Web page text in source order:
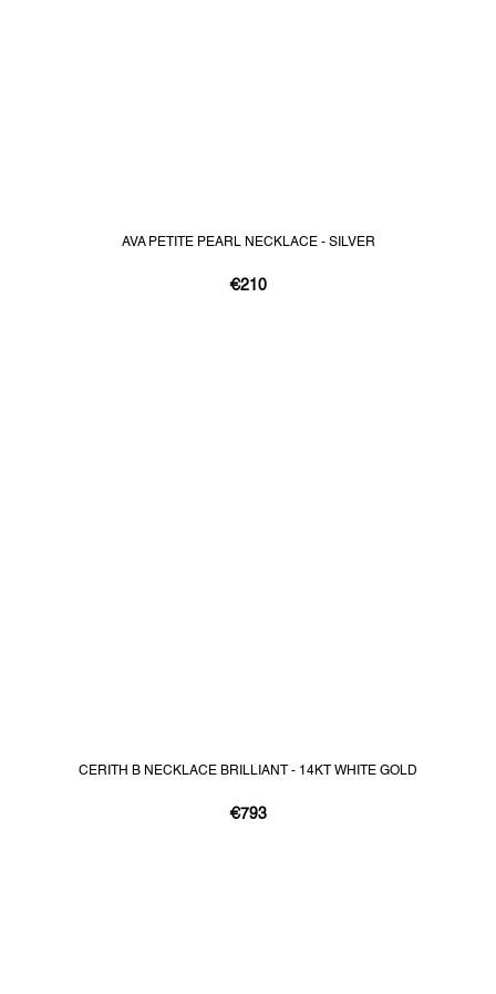
AVA PETITE PEARL NECKLACE - SILVER
€210
CERITH B NECKLACE BRILLIANT - 14KT WHITE GOLD
€793